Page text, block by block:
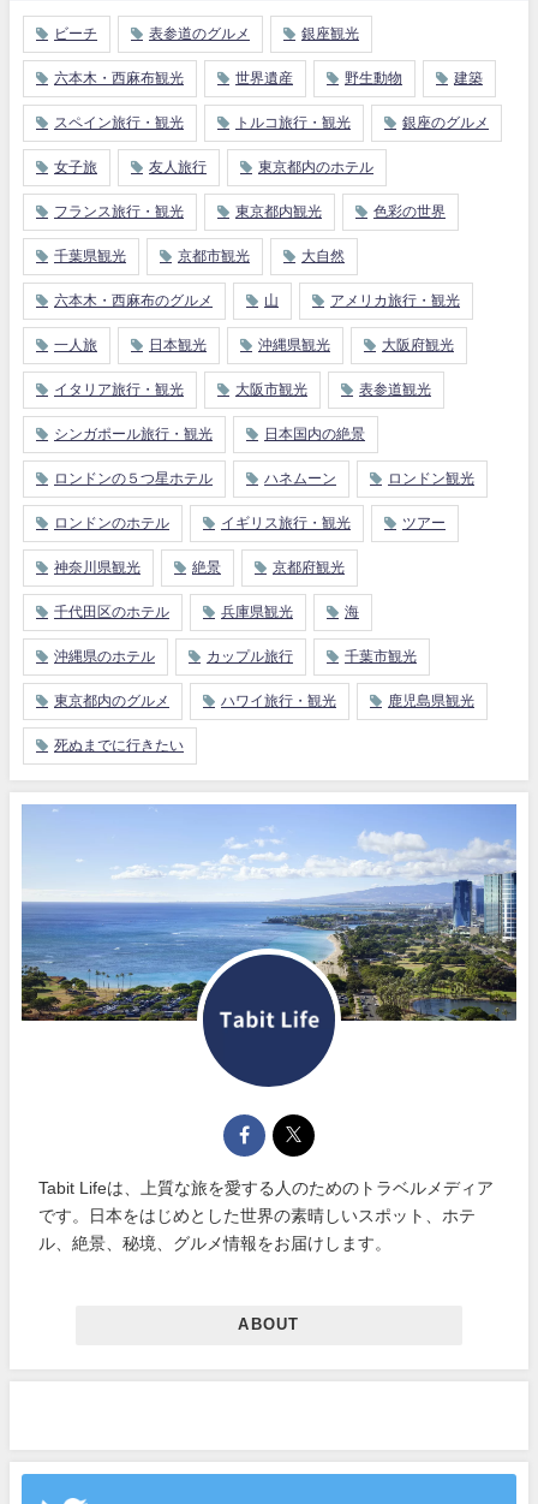
ビーチ 表参道のグルメ 銀座観光
六本木・西麻布観光 世界遺産 野生動物 建築
スペイン旅行・観光 トルコ旅行・観光 銀座のグルメ
女子旅 友人旅行 東京都内のホテル
フランス旅行・観光 東京都内観光 色彩の世界
千葉県観光 京都市観光 大自然
六本木・西麻布のグルメ 山 アメリカ旅行・観光
一人旅 日本観光 沖縄県観光 大阪府観光
イタリア旅行・観光 大阪市観光 表参道観光
シンガポール旅行・観光 日本国内の絶景
ロンドンの５つ星ホテル ハネムーン ロンドン観光
ロンドンのホテル イギリス旅行・観光 ツアー
神奈川県観光 絶景 京都府観光
千代田区のホテル 兵庫県観光 海
沖縄県のホテル カップル旅行 千葉市観光
東京都内のグルメ ハワイ旅行・観光 鹿児島県観光
死ぬまでに行きたい
Tabit Lifeは、上質な旅を愛する人のためのトラベルメディア
です。日本をはじめとした世界の素晴しいスポット、ホテ
ル、絶景、秘境、グルメ情報をお届けします。
ABOUT